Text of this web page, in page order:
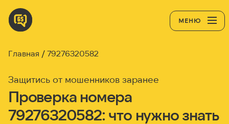
МЕНЮ
Главная 79276320582
Защитись от мошенников заранее
Проверка номера
79276320582: что нужно знать